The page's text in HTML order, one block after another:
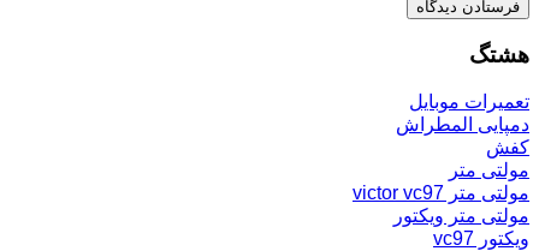
هشتگ
تعمیرات موبایل
دمپایی المطراش
کفش
مولتی متر
مولتی متر victor vc97
مولتی متر ویکتور
ویکتور vc97